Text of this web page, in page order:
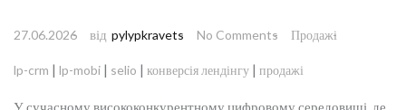
27.06.2026 від pylypkravets No Comments Продажі
lp-crm | lp-mobi | selio | конверсія лендінгу | продажі
У сучасному висококонкурентному цифровому середовищі, де